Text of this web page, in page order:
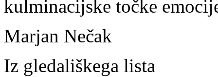
kulminacijske točke
Marjan Nečak
Iz gledališkega lista